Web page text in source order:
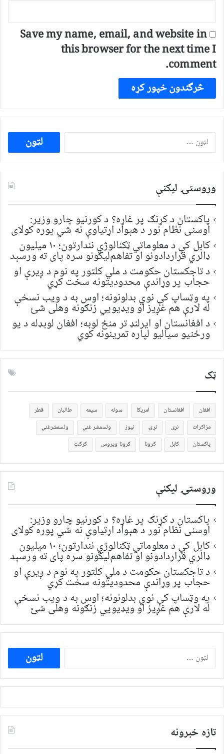
Save my name, email, and website in
this browser for the next time I
comment.
ددی
لپاره
لټون:
وروستۍ ليکنې
پاکستان د کړنګ پر غاړه؟ د کورنیو چارو وزیر:
اوسنی نظام نور د هېواد اړتیاوې نه شي پوره کولای
کابل کې د معلوماتي ټکنالوژي نندارتون؛ ۱۰ میلیون
ډالري قراردادونو او تفاهم‌لیکونو سره پای ته ورسېد
د تاجکستان حکومت د ملي کلتور په نوم د ږیرې او
حجاب پر وړاندې محدودیتونه سخت کړي
په وټساپ کې نوي بدلونونه؛ اوس به د ویب نسخې
له لارې هم غږیز او ویډیويي زنګونه وهلی شئ
د افغانستان او ایرلنډ تر منځ لوبه؛ افغان لوبډله د یو
ورځنیو سیالیو لپاره تمرینونه کوي
ټک
افغان افغانستان امریکا سوله سیمه طالبان
قطر
مزاکرات
نړی نړۍ نیوز ولسمشر غني
ولسمشرغني
پاکستان
کابل کرونا کرونا ویروس کرکټ
وروستۍ ليکنې
پاکستان د کړنګ پر غاړه؟ د کورنیو چارو وزیر:
اوسنی نظام نور د هېواد اړتیاوې نه شي پوره کولای
کابل کې د معلوماتي ټکنالوژي نندارتون؛ ۱۰ میلیون
ډالري قراردادونو او تفاهم‌لیکونو سره پای ته ورسېد
د تاجکستان حکومت د ملي کلتور په نوم د ږیرې او
حجاب پر وړاندې محدودیتونه سخت کړي
په وټساپ کې نوي بدلونونه؛ اوس به د ویب نسخې
له لارې هم غږیز او ویډیويي زنګونه وهلی شئ
ددی
لپاره
لټون:
تازه خبرونه